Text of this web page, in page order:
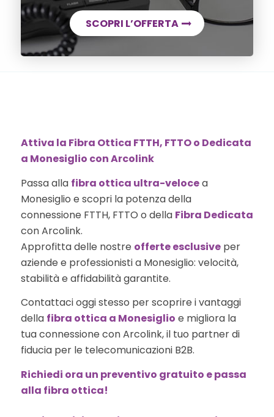
SCOPRI L’OFFERTA
Attiva la Fibra Ottica FTTH, FTTO o Dedicata
a Monesiglio con Arcolink
Passa alla fibra ottica ultra-velocea
Monesiglio e scopri la potenza della
connessione FTTH, FTTO o della Fibra Dedicata
con Arcolink.
Approfitta delle nostre offerte esclusiveper
aziende e professionisti a Monesiglio: velocità,
stabilità e affidabilità garantite.
Contattaci oggi stesso per scoprire i vantaggi
della fibra ottica a Monesiglio e migliora la
tua connessione con Arcolink, il tuo partner di
fiducia per le telecomunicazioni B2B.
Richiedi ora un preventivo gratuito e passa
alla fibra ottica!